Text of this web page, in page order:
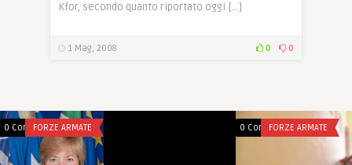
Kfor, secondo quanto riportato oggi […]
1 Mag, 2008 0 0
0 CommentsFORZE ARMATE 0 CommentsFORZE ARMATE